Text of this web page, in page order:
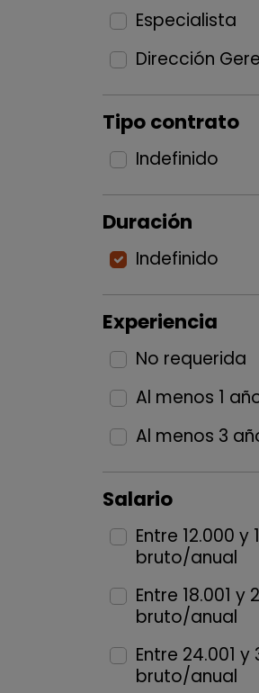
Especialista
Dirección
Tipo contrato
Indefinido
Duración
Indefinido
Experiencia
No requerida
Al menos 1
Al menos 3
Salario
Entre 12.000 y
bruto/anual
Entre 18.001 y
bruto/anual
Entre 24.001
bruto/anual